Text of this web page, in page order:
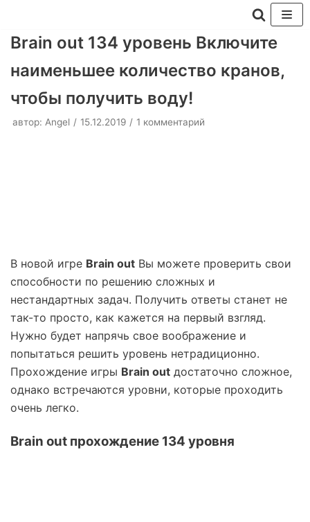
Перейти
содержимому
Brain out 134 уровень Включите
наименьшее количество кранов,
чтобы получить воду!
автор: Angel 15.12.2019 1 комментарий
В новой игре Brain out Вы можете проверить свои
способности по решению сложных и
нестандартных задач. Получить ответы станет не
так-то просто, как кажется на первый взгляд.
Нужно будет напрячь свое воображение и
попытаться решить уровень нетрадиционно.
Прохождение игры Brain out достаточно сложное,
однако встречаются уровни, которые проходить
очень легко.
Brain out прохождение 134 уровня